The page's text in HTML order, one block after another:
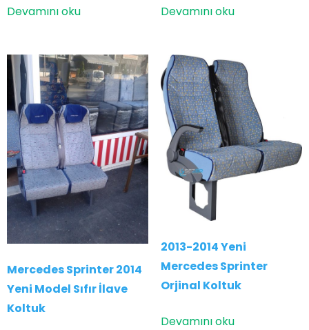
Devamını oku Devamını oku
Mercedes Sprinter 2014
Yeni Model Sıfır İlave
Koltuk
2013-2014 Yeni
Mercedes Sprinter
Orjinal Koltuk
Devamını oku